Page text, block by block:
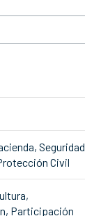
Seguridad
Civil
Participación